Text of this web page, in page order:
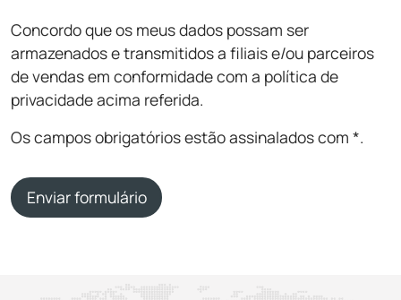
Concordo que os meus dados possam ser
armazenados e transmitidos a filiais e/ou parceiros
de vendas em conformidade com a política de
privacidade acima referida.
Os campos obrigatórios estão assinalados com *.
Enviar formulário